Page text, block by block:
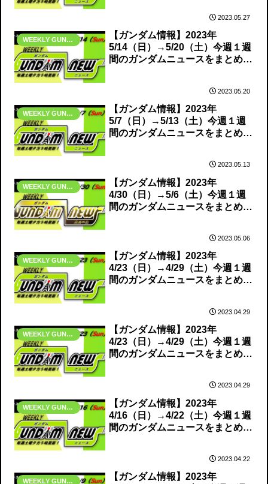
2023.05.27
WEEKLY GUNDAM NEWS
【ガンダム情報】2023年
5/14（日）→5/20（土）今週１週
間のガンダムニュースをまとめて
2023.05.20
WEEKLY GUNDAM NEWS
【ガンダム情報】2023年
5/7（日）→5/13（土）今週１週
間のガンダムニュースをまとめて
2023.05.13
WEEKLY GUNDAM NEWS
【ガンダム情報】2023年
4/30（日）→5/6（土）今週１週
間のガンダムニュースをまとめて
2023.05.06
WEEKLY GUNDAM NEWS
【ガンダム情報】2023年
4/23（日）→4/29（土）今週１週
間のガンダムニュースをまとめて
2023.04.29
WEEKLY GUNDAM NEWS
【ガンダム情報】2023年
4/23（日）→4/29（土）今週１週
間のガンダムニュースをまとめて
2023.04.29
WEEKLY GUNDAM NEWS
【ガンダム情報】2023年
4/16（日）→4/22（土）今週１週
間のガンダムニュースをまとめて
2023.04.22
WEEKLY GUNDAM NEWS
【ガンダム情報】2023年